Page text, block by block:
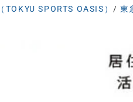
SPORTS OASIS） /東